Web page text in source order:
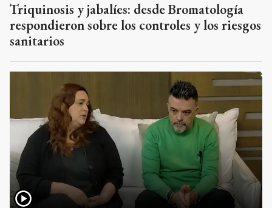
Triquinosis y jabalíes: desde Bromatología
respondieron sobre los controles y los riesgos
sanitarios